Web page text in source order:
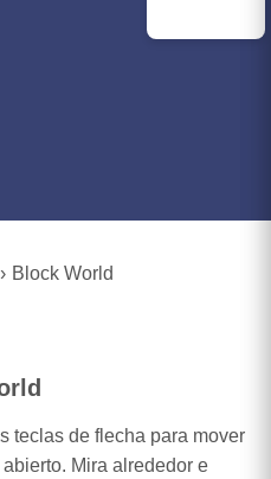
Block World
teclas de flecha para mover
Mira alrededor e